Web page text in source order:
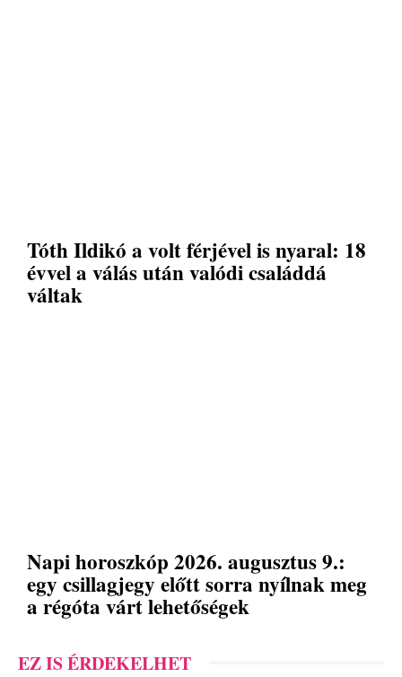
Tóth Ildikó a volt férjével is nyaral: 18
évvel a válás után valódi családdá
váltak
Napi horoszkóp 2026. augusztus 9.:
egy csillagjegy előtt sorra nyílnak meg
a régóta várt lehetőségek
EZ IS ÉRDEKELHET